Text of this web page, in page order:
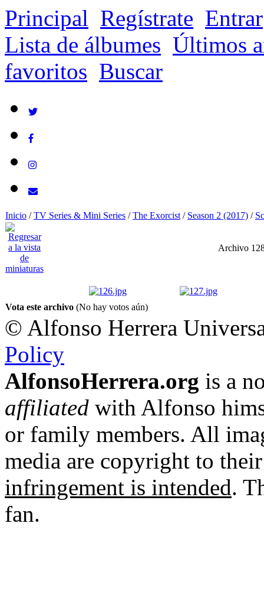
Principal Regístrate Entrar
Lista de álbumes Últimos
favoritos Buscar
Inicio /TV Series & Mini Series /The Exorcist / Season 2 (2017) /
Archivo
Vota este archivo (No hay votos aún)
© Alfonso Herrera
Policy
AlfonsoHerrera.org is a
affiliated with Alfonso
or family members. All
media are copyright to
infringement is intended.
fan.